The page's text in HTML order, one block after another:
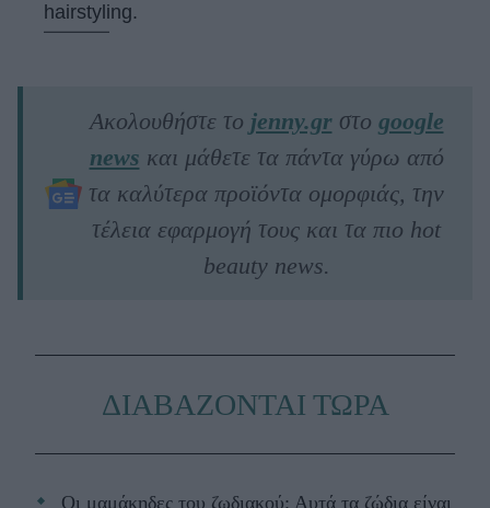
hairstyling.
Ακολουθήστε το jenny.grστο google
news και μάθετε τα πάντα γύρω από
τα καλύτερα προϊόντα ομορφιάς, την
τέλεια εφαρμογή τους και τα πιο hot
beauty news.
ΔΙΑΒΑΖΟΝΤΑΙ ΤΩΡΑ
Οι μαμάκηδες του ζωδιακού: Αυτά τα ζώδια είναι